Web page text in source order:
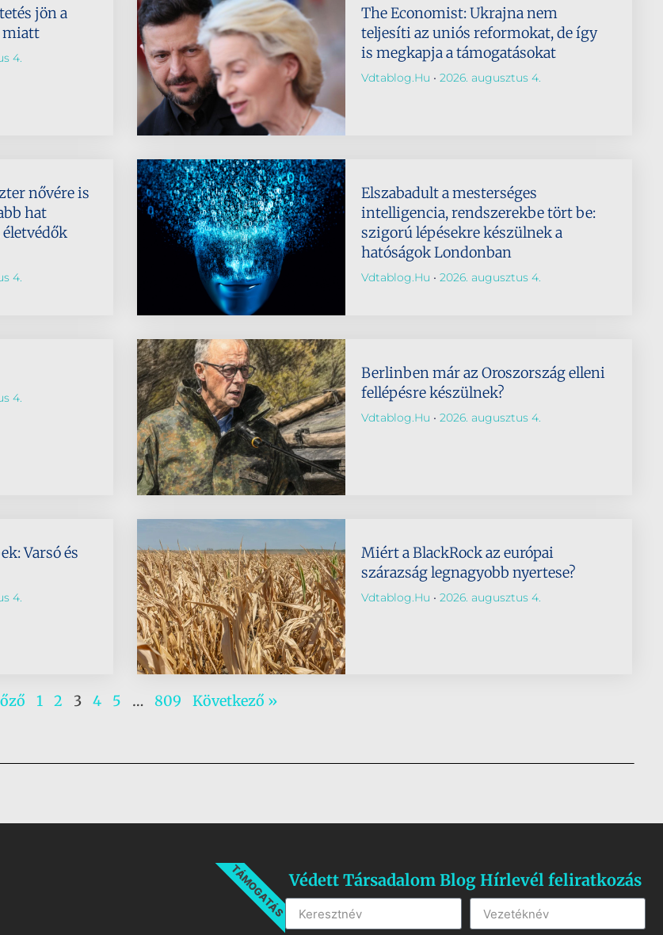
jön a
miatt
4.
The Economist: Ukrajna nem
teljesíti az uniós reformokat, de így
is megkapja a támogatásokat
Vdtablog.hu 2026. augusztus 4.
nővére is
hat
4.
Elszabadult a mesterséges
intelligencia, rendszerekbe tört be:
szigorú lépésekre készülnek a
hatóságok Londonban
Vdtablog.hu 2026. augusztus 4.
4.
Berlinben már az Oroszország elleni
fellépésre készülnek?
Vdtablog.hu 2026. augusztus 4.
Varsó és
4.
Miért a BlackRock az európai
szárazság legnagyobb nyertese?
Vdtablog.hu 2026. augusztus 4.
1 2 3 4 5 … 809 Következő »
TÁMOGATÁSVédett Társadalom Blog Hírlevél feliratkozás